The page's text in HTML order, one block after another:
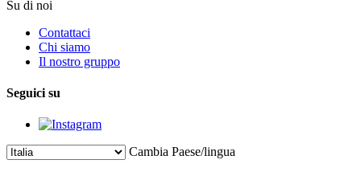
Su di noi
Contattaci
Chi siamo
Il nostro gruppo
Seguici su
Cambia Paese/lingua